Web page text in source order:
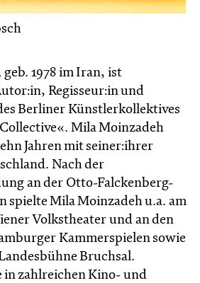
geb. 1978 im Iran, ist
Regisseur:in und
Berliner Künstlerkollektives
Mila Moinzadeh
Jahren mit seiner:ihrer
Nach der
an der Otto-Falckenberg-
spielte Mila Moinzadeh u.a. am
Volkstheater und an den
Kammerspielen sowie
Bruchsal.
zahlreichen Kino- und